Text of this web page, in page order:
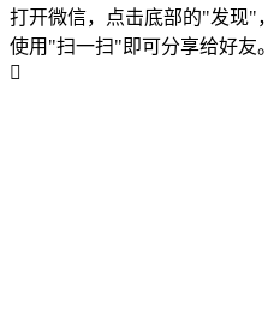
打开微信，点击底部的"发现"，
使用"扫一扫"即可分享给好友。